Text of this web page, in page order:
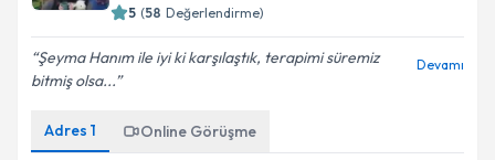
5 (58 Değerlendirme)
Şeyma Hanım ile iyi ki karşılaştık, terapimi süremiz
bitmiş olsa...
Devamı
Adres 1 Online Görüşme